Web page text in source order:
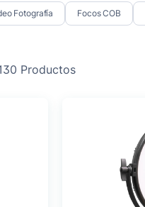
Fotografía Focos COB
Productos